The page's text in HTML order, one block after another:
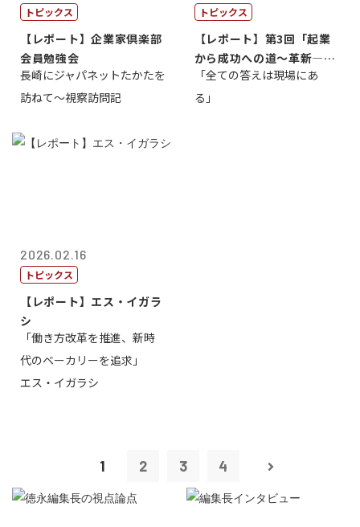
トピックス
【レポート】企業家倶楽部
会員勉強会
長崎にジャパネットたかたを
訪ねて～視察訪問記
トピックス
【レポート】第3回「起業
から成功への道～革新―挑
戦の先にある...
「全ての答えは現場にあ
る」
2026.02.16
トピックス
【レポート】エス・イガラ
シ
「働き方改革を推進、新時
代のベーカリーを追求」
エス・イガラシ
1 2 3 4